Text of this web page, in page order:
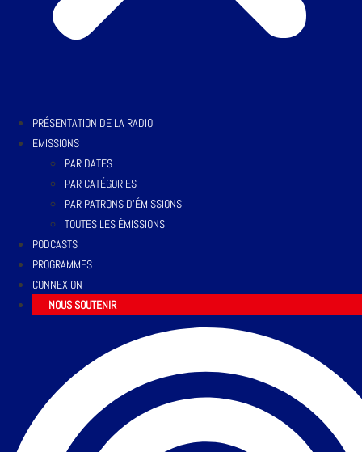
PRÉSENTATION DE LA RADIO
EMISSIONS
PAR DATES
PAR CATÉGORIES
PAR PATRONS D’ÉMISSIONS
TOUTES LES ÉMISSIONS
PODCASTS
PROGRAMMES
CONNEXION
NOUS SOUTENIR